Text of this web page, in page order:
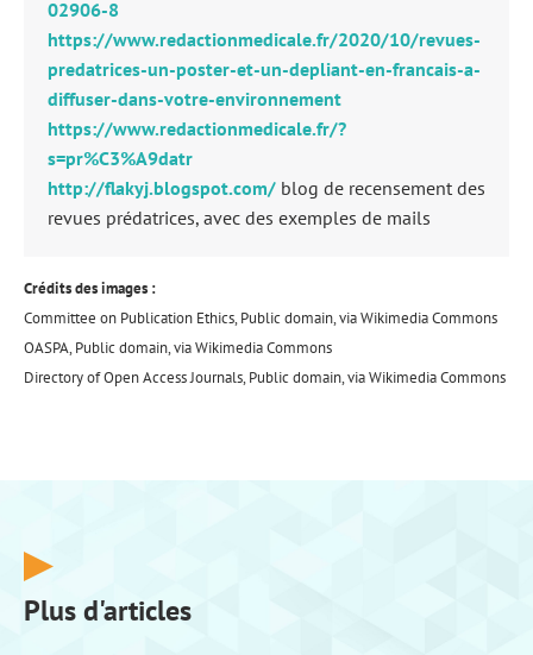
02906-8
https://www.redactionmedicale.fr/2020/10/revues-
predatrices-un-poster-et-un-depliant-en-francais-a-
diffuser-dans-votre-environnement
https://www.redactionmedicale.fr/?
s=pr%C3%A9datr
http://flakyj.blogspot.com/ blog de recensement des
revues prédatrices, avec des exemples de mails
Crédits des images :
Committee on Publication Ethics, Public domain, via Wikimedia Commons
OASPA, Public domain, via Wikimedia Commons
Directory of Open Access Journals, Public domain, via Wikimedia Commons
Plus d'articles